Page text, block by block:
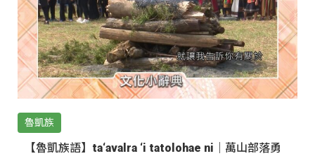
魯凱族
【魯凱族語】ta‘avalra ‘i tatolohae ni｜萬山部落勇